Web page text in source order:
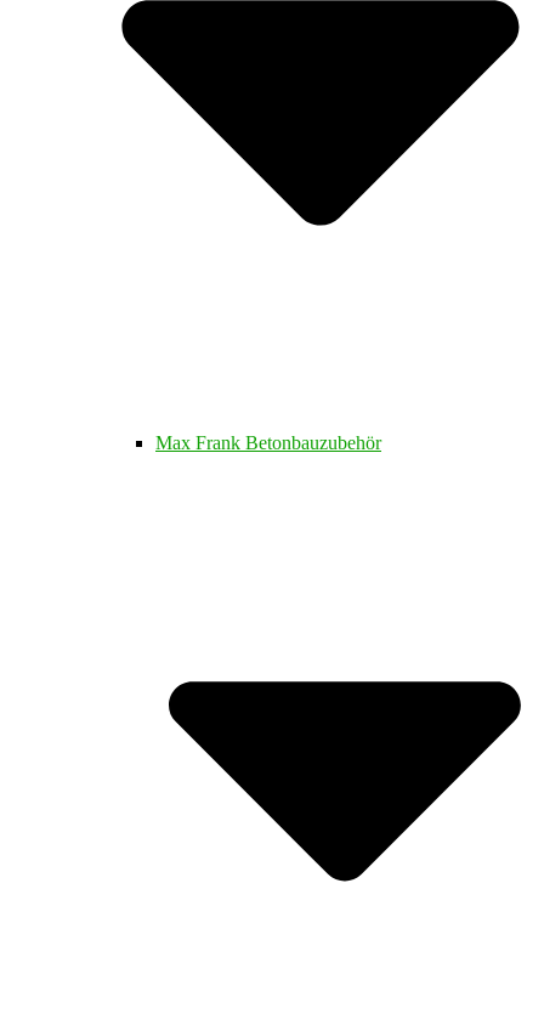
Max Frank Betonbauzubehör